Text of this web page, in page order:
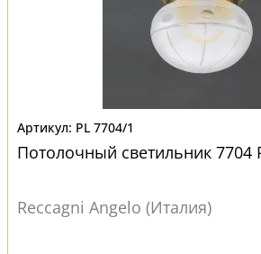
PL 7704/1
Потолочный светильник 7704
Reccagni Angelo (Италия)